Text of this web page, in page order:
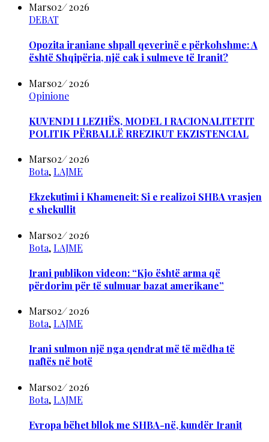
Mars02/2026
DEBAT
Opozita iraniane shpall qeverinë e përkohshme: A
është Shqipëria, një cak i sulmeve të Iranit?
Mars02/2026
Opinione
KUVENDI I LEZHËS, MODEL I RACIONALITETIT
POLITIK PËRBALLË RREZIKUT EKZISTENCIAL
Mars02/2026
Bota,LAJME
Ekzekutimi i Khameneit: Si e realizoi SHBA vrasjen
e shekullit
Mars02/2026
Bota,LAJME
Irani publikon videon: “Kjo është arma që
përdorim për të sulmuar bazat amerikane”
Mars02/2026
Bota,LAJME
Irani sulmon një nga qendrat më të mëdha të
naftës në botë
Mars02/2026
Bota,LAJME
Evropa bëhet bllok me SHBA-në, kundër Iranit